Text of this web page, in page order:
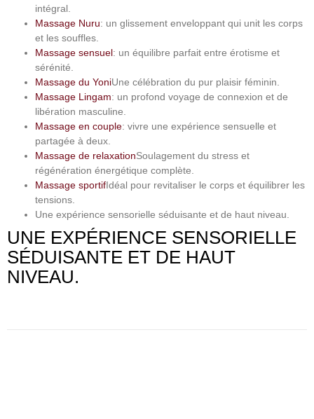
intégral.
Massage Nuru: un glissement enveloppant qui unit les corps
et les souffles.
Massage sensuel: un équilibre parfait entre érotisme et
sérénité.
Massage du YoniUne célébration du pur plaisir féminin.
Massage Lingam: un profond voyage de connexion et de
libération masculine.
Massage en couple: vivre une expérience sensuelle et
partagée à deux.
Massage de relaxationSoulagement du stress et
régénération énergétique complète.
Massage sportifIdéal pour revitaliser le corps et équilibrer les
tensions.
Une expérience sensorielle séduisante et de haut niveau.
UNE EXPÉRIENCE SENSORIELLE
SÉDUISANTE ET DE HAUT
NIVEAU.